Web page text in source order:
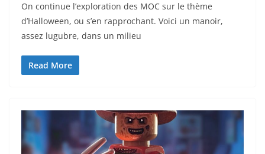
On continue l’exploration des MOC sur le thème
d’Halloween, ou s’en rapprochant. Voici un manoir,
assez lugubre, dans un milieu
Read More